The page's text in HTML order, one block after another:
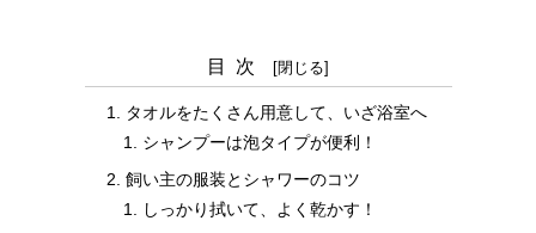
目次
タオルをたくさん用意して、いざ浴室へ
シャンプーは泡タイプが便利！
飼い主の服装とシャワーのコツ
しっかり拭いて、よく乾かす！